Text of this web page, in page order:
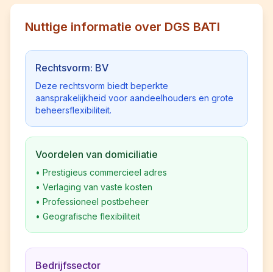
Nuttige informatie over DGS BATI
Rechtsvorm: BV
Deze rechtsvorm biedt beperkte
aansprakelijkheid voor aandeelhouders en grote
beheersflexibiliteit.
Voordelen van domiciliatie
• Prestigieus commercieel adres
• Verlaging van vaste kosten
• Professioneel postbeheer
• Geografische flexibiliteit
Bedrijfssector